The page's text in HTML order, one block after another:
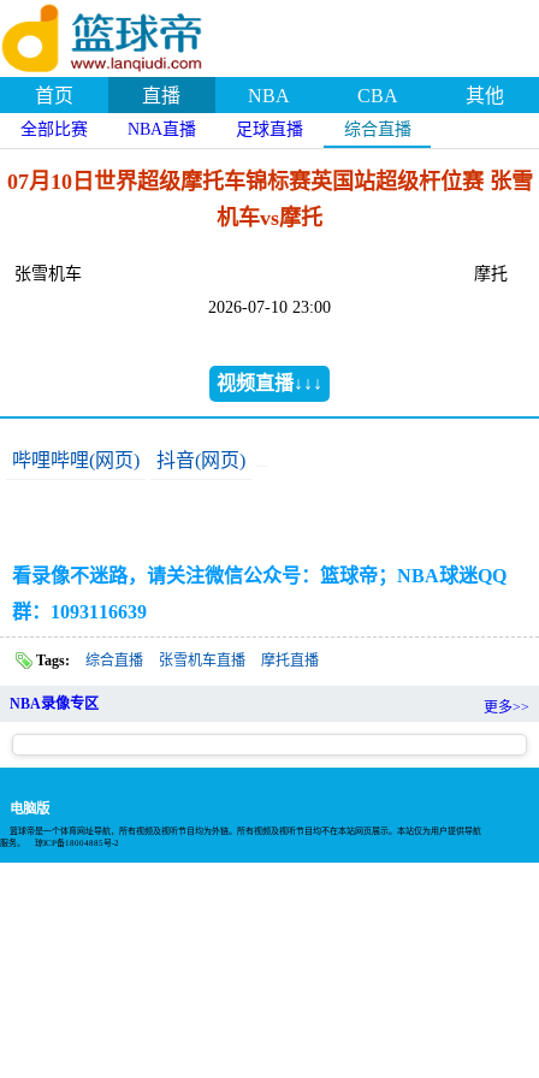
首页 直播 NBA CBA 其他
全部比赛 NBA直播 足球直播 综合直播
07月10日世界超级摩托车锦标赛英国站超级杆位赛 张雪
机车vs摩托
张雪机车
2026-07-10 23:00
摩托
视频直播↓↓↓
哔哩哔哩(网页) 抖音(网页)
看录像不迷路，请关注微信公众号：篮球帝；NBA球迷QQ
群：1093116639
Tags: 综合直播 张雪机车直播 摩托直播
NBA录像专区 更多>>
电脑版
篮球帝是一个体育网址导航，所有视频及视听节目均为外链。所有视频及视听节目均不在本站网页展示。本站仅为用户提供导航
服务。
琼ICP备18004885号-2